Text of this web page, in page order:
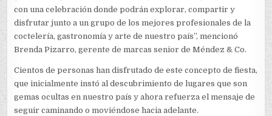
con una celebración donde podrán explorar, compartir y
disfrutar junto a un grupo de los mejores profesionales de la
coctelería, gastronomía y arte de nuestro país”, mencionó
Brenda Pizarro, gerente de marcas senior de Méndez & Co.
Cientos de personas han disfrutado de este concepto de fiesta,
que inicialmente instó al descubrimiento de lugares que son
gemas ocultas en nuestro país y ahora refuerza el mensaje de
seguir caminando o moviéndose hacia adelante.